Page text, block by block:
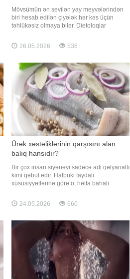
Mövsümün ən sevilən yay meyvələrindən
biri hesab edilən çiyələk hər kəs üçün
təhlükəsiz olmaya bilər. Dietoloqlar
allergik reaksiyalar, nəfəsalma problemləri
və hətta qida zəhərlənməsinə bənzər
ki, dietoloq və Resp
26.05.2026 536
Ürək xəstəliklərinin qarşısını alan
balıq hansıdır?
Bir çox insan siyənəyi sadəcə adi qəlyanaltı
kimi qəbul edir. Halbuki faydalı
xüsusiyyətlərinə görə o, hətta bahalı
mediaya istinadən xəbər verir ki, dietoloqlar
bu əlçatan balığın unikal qida tərkibi
profilaktikası üçün ə
24.05.2026 660